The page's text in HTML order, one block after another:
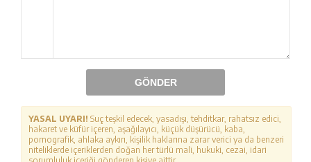
GÖNDER
YASAL UYARI! Suç teşkil edecek, yasadışı, tehditkar, rahatsız edici,
hakaret ve küfür içeren, aşağılayıcı, küçük düşürücü, kaba,
pornografik, ahlaka aykırı, kişilik haklarına zarar verici ya da benzeri
niteliklerde içeriklerden doğan her türlü mali, hukuki, cezai, idari